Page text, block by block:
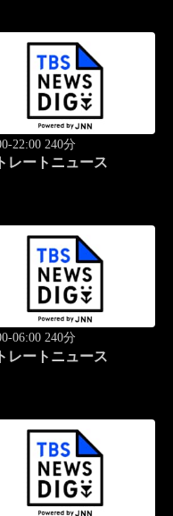
22:00 240分
レートニュース
06:00 240分
レートニュース